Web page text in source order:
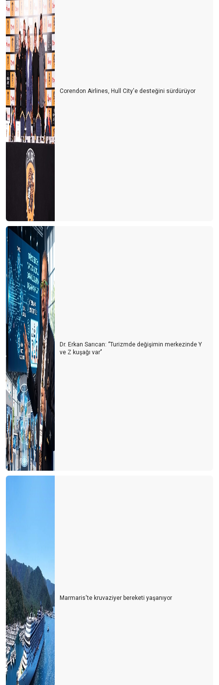
Bu işin sonu nereye varacak?
İki derede bir arada
Siyasiler tepişiyor turizm eziliyor
Turist için erken mi davrandık?
Turizm Bakanlığı Turizm online haber portallarını neden göz
ardı ediyor?
Avrupa ve Rusya siyasetinin Türk turizmine yol vermesi
bekleniyor
Her kafadan bir ses çıkıyor
Turiste serbest vatandaşa yasak
Turizmcinin işi papatya falına kaldı
Corendon Airlines, Hull City'e desteğini sürdürüyor
Dr. Erkan Sarıcan: ‘’Turizmde değişimin merkezinde Y
ve Z kuşağı var’’
Marmaris'te kruvaziyer bereketi yaşanıyor